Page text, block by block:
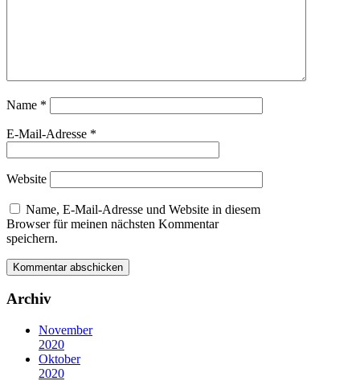
Name *
E-Mail-Adresse *
Website
Name, E-Mail-Adresse und Website in diesem
Browser für meinen nächsten Kommentar
speichern.
Archiv
November
2020
Oktober
2020